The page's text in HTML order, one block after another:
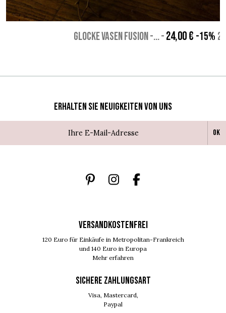
GLOCKE VASEN FUSION -...-24,00 € -15%
Erhalten Sie Neuigkeiten von uns
Ok
VERSANDKOSTENFREI
120 Euro für Einkäufe in Metropolitan-Frankreich
und 140 Euro in Europa
Mehr erfahren
SICHERE ZAHLUNGSART
Visa, Mastercard,
Paypal